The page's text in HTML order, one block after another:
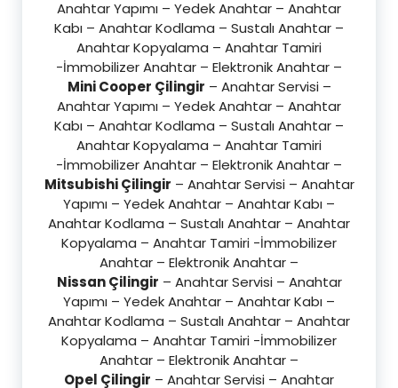
Anahtar Yapımı – Yedek Anahtar – Anahtar
Kabı – Anahtar Kodlama – Sustalı Anahtar –
Anahtar Kopyalama – Anahtar Tamiri
-İmmobilizer Anahtar – Elektronik Anahtar –
Mini Cooper Çilingir – Anahtar Servisi –
Anahtar Yapımı – Yedek Anahtar – Anahtar
Kabı – Anahtar Kodlama – Sustalı Anahtar –
Anahtar Kopyalama – Anahtar Tamiri
-İmmobilizer Anahtar – Elektronik Anahtar –
Mitsubishi Çilingir – Anahtar Servisi – Anahtar
Yapımı – Yedek Anahtar – Anahtar Kabı –
Anahtar Kodlama – Sustalı Anahtar – Anahtar
Kopyalama – Anahtar Tamiri -İmmobilizer
Anahtar – Elektronik Anahtar –
Nissan Çilingir – Anahtar Servisi – Anahtar
Yapımı – Yedek Anahtar – Anahtar Kabı –
Anahtar Kodlama – Sustalı Anahtar – Anahtar
Kopyalama – Anahtar Tamiri -İmmobilizer
Anahtar – Elektronik Anahtar –
Opel Çilingir – Anahtar Servisi – Anahtar